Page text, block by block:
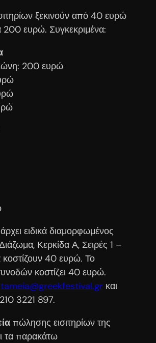
ξεκινούν από 40 ευρώ
200 ευρώ. Συγκεκριμένα:
200 ευρώ
ειδικά διαμορφωμένος
Κερκίδα Α, Σειρές 1 –
κοστίζουν 40 ευρώ. Το
κοστίζει 40 ευρώ.
tameia@greekfestival.gr και
3221 897.
πώλησης εισιτηρίων της
τα παρακάτω